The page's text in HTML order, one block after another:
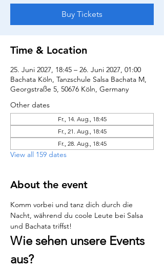
Buy Tickets
Time & Location
25. Juni 2027, 18:45 – 26. Juni 2027, 01:00
Bachata Köln, Tanzschule Salsa Bachata M,
Georgstraße 5, 50676 Köln, Germany
Other dates
Fr., 14. Aug., 18:45
Fr., 21. Aug., 18:45
Fr., 28. Aug., 18:45
View all 159 dates
About the event
Komm vorbei und tanz dich durch die
Nacht, während du coole Leute bei Salsa
und Bachata triffst!
Wie sehen unsere Events
aus?